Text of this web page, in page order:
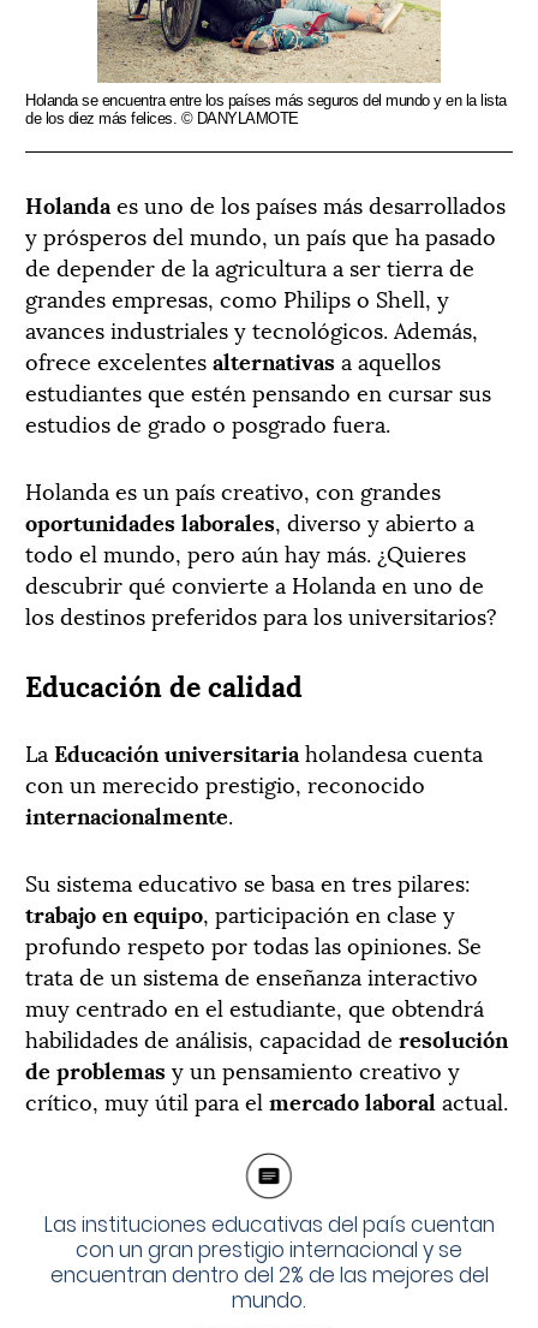
Holanda se encuentra entre los países más seguros del mundo y en la lista
de los diez más felices. © DANYLAMOTE
Holanda es uno de los países más desarrollados
y prósperos del mundo, un país que ha pasado
de depender de la agricultura a ser tierra de
grandes empresas, como Philips o Shell, y
avances industriales y tecnológicos. Además,
ofrece excelentesalternativasa aquellos
estudiantes que estén pensando en cursar sus
estudios de grado o posgrado fuera.
Holanda es un país creativo, con grandes
oportunidades laborales, diverso y abierto a
todo el mundo, pero aún hay más. ¿Quieres
descubrir qué convierte a Holanda en uno de
los destinos preferidos para los universitarios?
Educación de calidad
La Educación universitaria holandesa cuenta
con un merecido prestigio, reconocido
internacionalmente.
Su sistema educativo se basa en tres pilares:
trabajo en equipo, participación en clase y
profundo respeto por todas las opiniones. Se
trata de un sistema de enseñanza interactivo
muy centrado en el estudiante, que obtendrá
habilidades de análisis, capacidad de resolución
de problemasy un pensamiento creativo y
crítico, muy útil para el mercado laboral actual.
Las instituciones educativas del país cuentan
con un gran prestigio internacional y se
encuentran dentro del 2% de las mejores del
mundo.